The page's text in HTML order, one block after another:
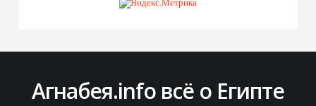
Агнабея.info всё о Египте